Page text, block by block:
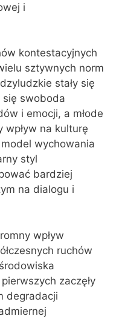
i
kontestacyjnych
sztywnych norm
stały się
się swoboda
i emocji, a młode
wpływ na kulturę
wychowania
styl
bardziej
na dialogu i
wpływ
ruchów
zaczęły
degradacji